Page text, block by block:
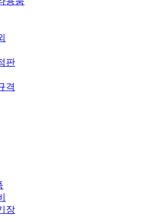
판
격
장